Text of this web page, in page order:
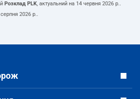
Розклад PLK, актуальний на 14 червня 2026 р..
2026 р..